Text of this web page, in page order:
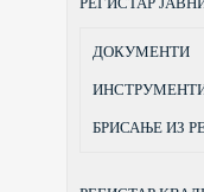
ДОКУМЕНТИ
БРИСАЊЕ ИЗ